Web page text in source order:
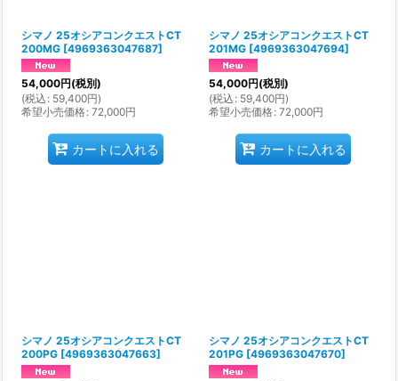
シマノ 25オシアコンクエストCT
200MG [4969363047687]
54,000円(税別)
(税込 : 59,400円)
希望小売価格: 72,000円
カートに入れる
シマノ 25オシアコンクエストCT
201MG [4969363047694]
54,000円(税別)
(税込 : 59,400円)
希望小売価格: 72,000円
カートに入れる
シマノ 25オシアコンクエストCT
200PG [4969363047663]
シマノ 25オシアコンクエストCT
201PG [4969363047670]